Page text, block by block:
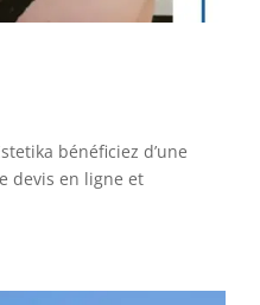
bénéficiez d’une
devis en ligne et